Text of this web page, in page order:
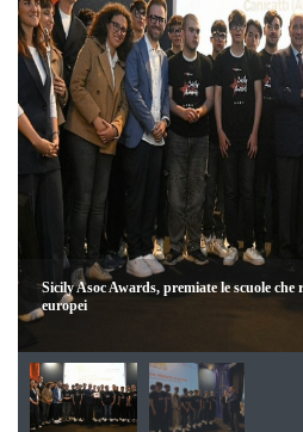
Sicily Asoc Awards, premiate le scuole
europei